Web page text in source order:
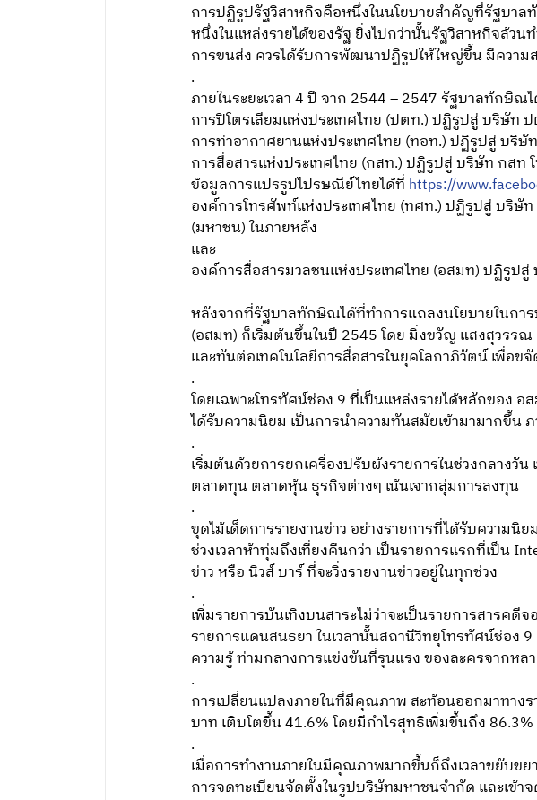
การปฏิรูปรัฐวิสาหกิจคือหนึ่งในนโยบายสำคัญที่รัฐบาล
หนึ่งในแหล่งรายได้ของรัฐ ยิ่งไปกว่านั้นรัฐวิสาหกิจล้ว
การขนส่ง ควรได้รับการพัฒนาปฏิรูปให้ใหญ่ขึ้น มีความ
.
ภายในระยะเวลา 4 ปี จาก 2544 – 2547 รัฐบาลทักษิ
การปิโตรเลียมแห่งประเทศไทย (ปตท.) ปฏิรูปสู่ บริษัท
การท่าอากาศยานแห่งประเทศไทย (ทอท.) ปฏิรูปสู่ บริ
การสื่อสารแห่งประเทศไทย (กสท.) ปฏิรูปสู่ บริษัท กส
ข้อมูลการแปรรูปไปรษณีย์ไทยได้ที่ https://
องค์การโทรศัพท์แห่งประเทศไทย (ทศท.) ปฏิรูปสู่ บริษั
(มหาชน) ในภายหลัง
และ
องค์การสื่อสารมวลชนแห่งประเทศไทย (อสมท) ปฏิรูป
หลังจากที่รัฐบาลทักษิณได้ที่ทำการแถลงนโยบายในกา
(อสมท) ก็เริ่มต้นขึ้นในปี 2545 โดย มิ่งขวัญ แสงสุวรร
และทันต่อเทคโนโลยีการสื่อสารในยุคโลกาภิวัตน์ เพื่อ
.
โดยเฉพาะโทรทัศน์ช่อง 9 ที่เป็นแหล่งรายได้หลักของ
ได้รับความนิยม เป็นการนำความทันสมัยเข้ามามากขึ้น ภ
.
เริ่มต้นด้วยการยกเครื่องปรับผังรายการในช่วงกลางวั
ตลาดทุน ตลาดหุ้น ธุรกิจต่างๆ เน้นเจากลุ่มการลงทุน
.
ขุดไม้เด็ดการรายงานข่าว อย่างรายการที่ได้รับความนิ
ช่วงเวลาห้าทุ่มถึงเที่ยงคืนกว่า เป็นรายการแรกที่เป็น
ข่าว หรือ นิวส์ บาร์ ที่จะวิ่งรายงานข่าวอยู่ในทุกช่วง
.
เพิ่มรายการบันเทิงบนสาระไม่ว่าจะเป็นรายการสารค
รายการแดนสนธยา ในเวลานั้นสถานีวิทยุโทรทัศน์ช่อง
ความรู้ ท่ามกลางการแข่งขันที่รุนแรง ของละครจากหล
.
การเปลี่ยนแปลงภายในที่มีคุณภาพ สะท้อนออกมาทาง
บาท เติบโตขึ้น 41.6% โดยมีกำไรสุทธิเพิ่มขึ้นถึง
.
เมื่อการทำงานภายในมีคุณภาพมากขึ้นก็ถึงเวลาขยับข
การจดทะเบียนจัดตั้งในรูปบริษัทมหาชนจำกัด และเข้า